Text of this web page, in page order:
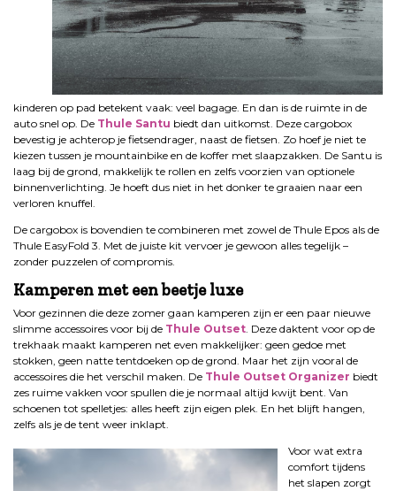
kinderen op pad betekent vaak: veel bagage. En dan is de ruimte in de
auto snel op. De Thule Santu biedt dan uitkomst. Deze cargobox
bevestig je achterop je fietsendrager, naast de fietsen. Zo hoef je niet te
kiezen tussen je mountainbike en de koffer met slaapzakken. De Santu is
laag bij de grond, makkelijk te rollen en zelfs voorzien van optionele
binnenverlichting. Je hoeft dus niet in het donker te graaien naar een
verloren knuffel.
De cargobox is bovendien te combineren met zowel de Thule Epos als de
Thule EasyFold 3. Met de juiste kit vervoer je gewoon alles tegelijk –
zonder puzzelen of compromis.
Kamperen met een beetje luxe
Voor gezinnen die deze zomer gaan kamperen zijn er een paar nieuwe
slimme accessoires voor bij de Thule Outset. Deze daktent voor op de
trekhaak maakt kamperen net even makkelijker: geen gedoe met
stokken, geen natte tentdoeken op de grond. Maar het zijn vooral de
accessoires die het verschil maken. De Thule Outset Organizer biedt
zes ruime vakken voor spullen die je normaal altijd kwijt bent. Van
schoenen tot spelletjes: alles heeft zijn eigen plek. En het blijft hangen,
zelfs als je de tent weer inklapt.
Voor wat extra
comfort tijdens
het slapen zorgt